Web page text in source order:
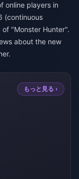
online players in
(continuous
"Monster Hunter".
about the new
もっと見る ›